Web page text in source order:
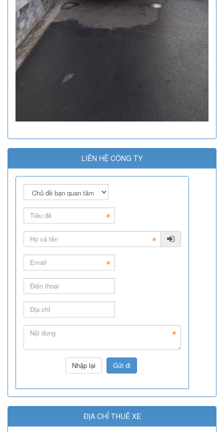
LIÊN HỆ CÔNG TY
ĐỊA CHỈ THUÊ XE